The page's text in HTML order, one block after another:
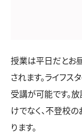
授業は平日だとお
されます。ライフス
受講が可能です。
けでなく、不登校
ります。